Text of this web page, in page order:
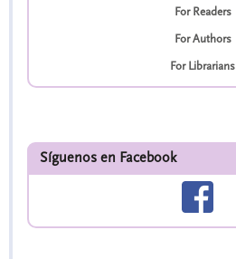
For Readers
For Authors
For Librarians
Síguenos en Facebook